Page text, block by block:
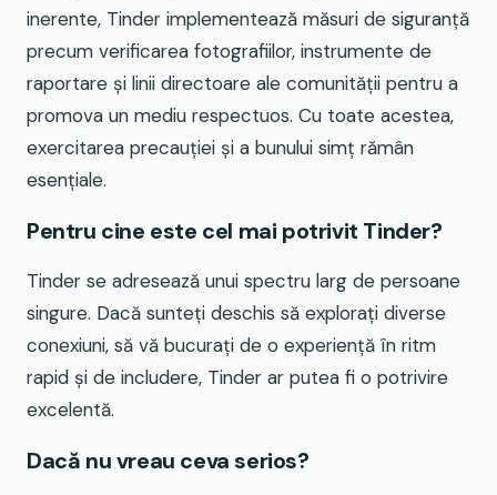
inerente, Tinder implementează măsuri de siguranță
precum verificarea fotografiilor, instrumente de
raportare și linii directoare ale comunității pentru a
promova un mediu respectuos. Cu toate acestea,
exercitarea precauției și a bunului simț rămân
esențiale.
Pentru cine este cel mai potrivit Tinder?
Tinder se adresează unui spectru larg de persoane
singure. Dacă sunteți deschis să explorați diverse
conexiuni, să vă bucurați de o experiență în ritm
rapid și de includere, Tinder ar putea fi o potrivire
excelentă.
Dacă nu vreau ceva serios?